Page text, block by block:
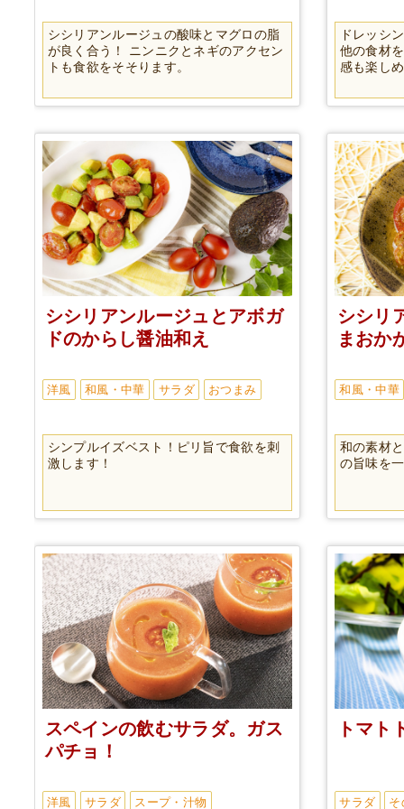
シシリアンルージュの酸味とマグロの脂
が良く合う！ ニンニクとネギのアクセン
トも食欲をそそります。
ドレッシ
他の食材
感も楽し
シシリアンルージュとアボガ
ドのからし醤油和え
洋風 和風・中華 サラダ おつまみ
シンプルイズベスト！ピリ旨で食欲を刺
激します！
シシリ
まおか
和風・中華
和の素材
の旨味を
スペインの飲むサラダ。ガス
パチョ！
洋風 サラダ スープ・汁物
トマト
サラダ そ